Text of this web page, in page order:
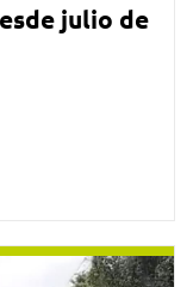
julio de